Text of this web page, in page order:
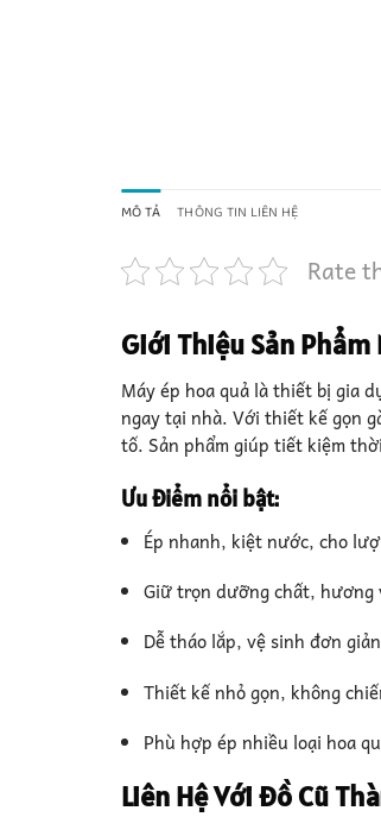
MÔ TẢ THÔNG TIN LIÊN HỆ
Rate
Giới Thiệu Sản Phẩm
Máy ép hoa quả là thiết bị gia
ngay tại nhà. Với thiết kế gọn
tố. Sản phẩm giúp tiết kiệm
Ưu điểm nổi bật:
Ép nhanh, kiệt nước, cho
Giữ trọn dưỡng chất,
Dễ tháo lắp, vệ sinh đơn
Thiết kế nhỏ gọn, không
Phù hợp ép nhiều loại hoa
Liên Hệ Với Đồ Cũ